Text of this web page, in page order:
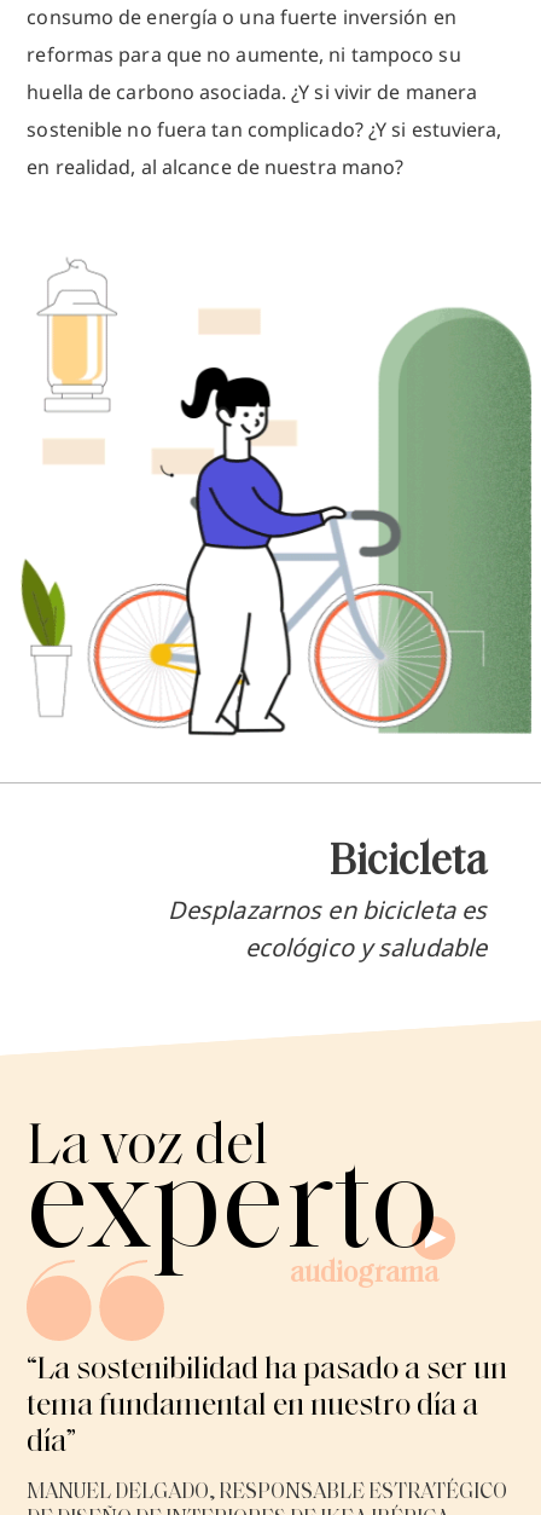
consumo de energía o una fuerte inversión en
reformas para que no aumente, ni tampoco su
huella de carbono asociada. ¿Y si vivir de manera
sostenible no fuera tan complicado? ¿Y si estuviera,
en realidad, al alcance de nuestra mano?
Bicicleta
Desplazarnos en bicicleta es
ecológico y saludable
La voz del
expertoR
e
d
u
c
/
P
“La sostenibilidad ha pasado a ser un
tema fundamental en nuestro día a
día”
MANUEL DELGADO, RESPONSABLE ESTRATÉGICO